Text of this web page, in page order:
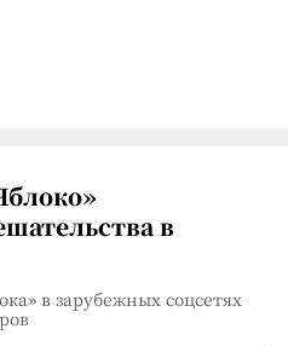
в
в зарубежных соцсетях